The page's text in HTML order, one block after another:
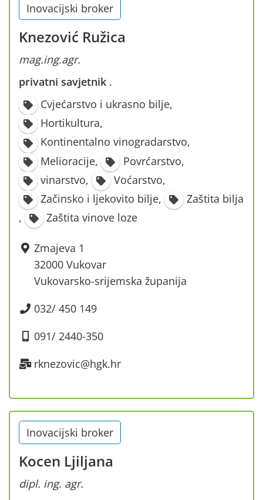
Inovacijski broker
Knezović Ružica
mag.ing.agr.
privatni savjetnik ·
Cvjećarstvo i ukrasno bilje,
Hortikultura,
Kontinentalno vinogradarstvo,
Melioracije, Povrćarstvo,
vinarstvo, Voćarstvo,
Začinsko i ljekovito bilje,
Zaštita bilja
,
Zaštita vinove loze
Zmajeva 1
32000 Vukovar
Vukovarsko-srijemska županija
032/ 450 149
091/ 2440-350
rknezovic@hgk.hr
Inovacijski broker
Kocen Ljiljana
dipl. ing. agr.